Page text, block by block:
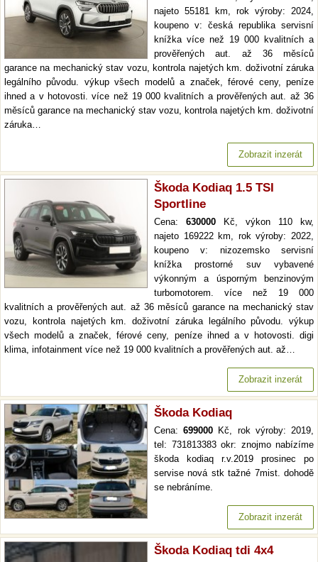
najeto 55181 km, rok výroby: 2024,
koupeno v: česká republika servisní
knížka více než 19 000 kvalitních a
prověřených aut. až 36 měsíců
garance na mechanický stav vozu, kontrola najetých km. doživotní záruka
legálního původu. výkup všech modelů a značek, férové ceny, peníze
ihned a v hotovosti. více než 19 000 kvalitních a prověřených aut. až 36
měsíců garance na mechanický stav vozu, kontrola najetých km. doživotní
záruka…
Zobrazit inzerát
Škoda Kodiaq 1.5 TSI
Sportline
Cena: 630000 Kč, výkon 110 kw,
najeto 169222 km, rok výroby: 2022,
koupeno v: nizozemsko servisní
knížka prostorné suv vybavené
výkonným a úsporným benzinovým
turbomotorem. více než 19 000
kvalitních a prověřených aut. až 36 měsíců garance na mechanický stav
vozu, kontrola najetých km. doživotní záruka legálního původu. výkup
všech modelů a značek, férové ceny, peníze ihned a v hotovosti. digi
klima, infotainment více než 19 000 kvalitních a prověřených aut. až…
Zobrazit inzerát
Škoda Kodiaq
Cena:699000 Kč, rok výroby: 2019,
tel: 731813383 okr: znojmo nabízíme
škoda kodiaq r.v.2019 prosinec po
servise nová stk tažné 7mist. dohodě
se nebráníme.
Zobrazit inzerát
Škoda Kodiaq tdi 4x4